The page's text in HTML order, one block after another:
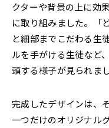
クターや背景の上に効
に取り組みました。「
と細部までこだわる生
ルを手がける生徒など
頭する様子が見られまし
完成したデザインは、
一つだけのオリジナル